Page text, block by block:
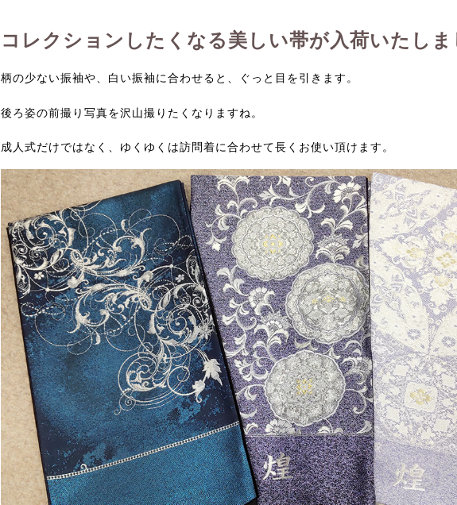
コレクションしたくなる美しい帯が入荷いたし
柄の少ない振袖や、白い振袖に合わせると、ぐっと目を引きます。
後ろ姿の前撮り写真を沢山撮りたくなりますね。
成人式だけではなく、ゆくゆくは訪問着に合わせて長くお使い頂けます。